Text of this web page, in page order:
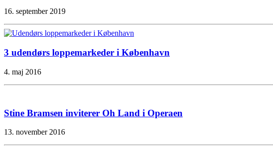
16. september 2019
3 udendørs loppemarkeder i København
4. maj 2016
Stine Bramsen inviterer Oh Land i Operaen
13. november 2016